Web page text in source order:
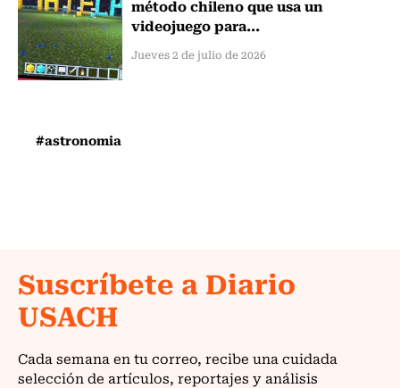
método chileno que usa un
videojuego para...
Jueves 2 de julio de 2026
#astronomia